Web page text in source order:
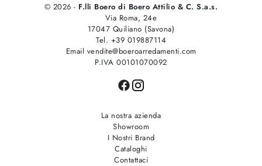
© 2026 - F.lli Boero di Boero Attilio & C. S.a.s.
Via Roma, 24e
17047 Quiliano (Savona)
Tel. +39 019887114
Email vendite@boeroarredamenti.com
P.IVA 00101070092
La nostra azienda
Showroom
I Nostri Brand
Cataloghi
Contattaci